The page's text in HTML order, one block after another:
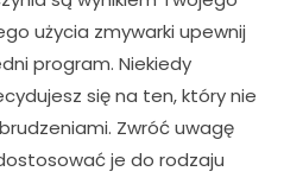
użycia zmywarki upewnij
program. Niekiedy
się na ten, który nie
Zwróć uwagę
je do rodzaju